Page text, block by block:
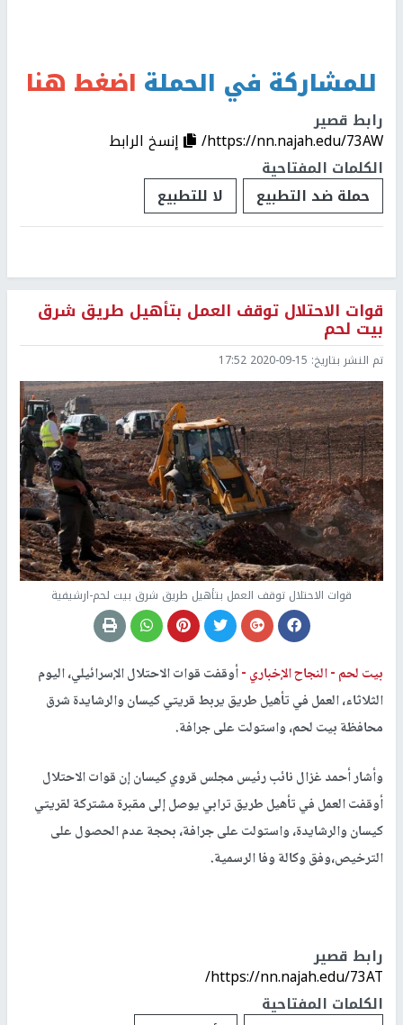
للمشاركة في الحملة اضغط هنا
رابط قصير
https://nn.najah.edu/73AW/
إنسخ الرابط
الكلمات المفتاحية
حملة ضد التطبيع
لا للتطبيع
قوات الاحتلال توقف العمل بتأهيل طريق شرق
بيت لحم
تم النشر بتاريخ: 2020-09-15 17:52
قوات الاحتلال توقف العمل بتأهيل طريق شرق بيت لحم-ارشيفية
بيت لحم -النجاح الإخباري -أوقفت قوات الاحتلال الإسرائيلي، اليوم
الثلاثاء، العمل في تأهيل طريق يربط قريتي كيسان والرشايدة شرق
محافظة بيت لحم، واستولت على جرافة.
وأشار أحمد غزال نائب رئيس مجلس قروي كيسان إن قوات الاحتلال
أوقفت العمل في تأهيل طريق ترابي يوصل إلى مقبرة مشتركة لقريتي
كيسان والرشايدة، واستولت على جرافة، بحجة عدم الحصول على
الترخيص،وفق وكالة وفا الرسمية.
رابط قصير
https://nn.najah.edu/73AT/
الكلمات المفتاحية